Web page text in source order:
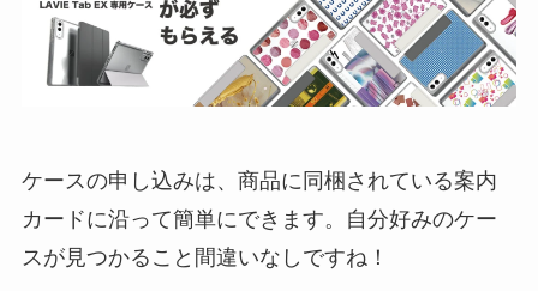
ケースの申し込みは、商品に同梱されている案内
カードに沿って簡単にできます。自分好みのケー
スが見つかること間違いなしですね！